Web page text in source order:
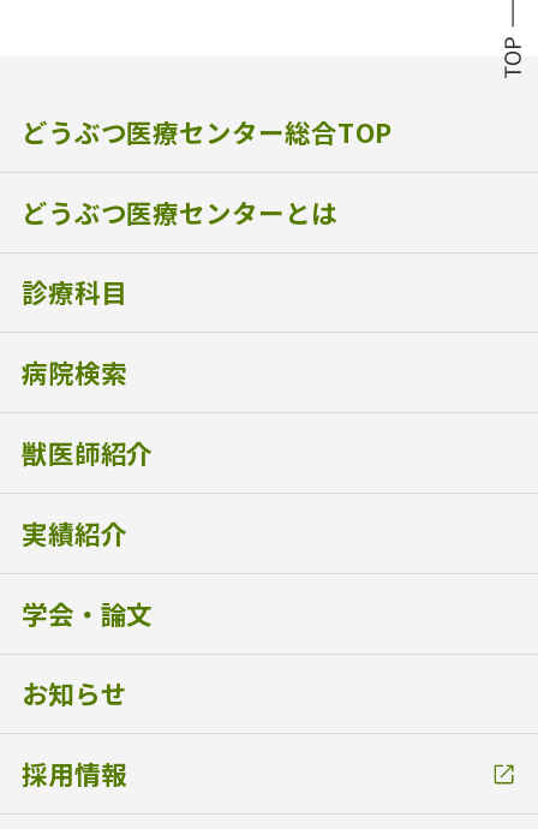
どうぶつ医療センター総合TOP
どうぶつ医療センターとは
診療科目
病院検索
獣医師紹介
実績紹介
学会・論文
お知らせ
採用情報